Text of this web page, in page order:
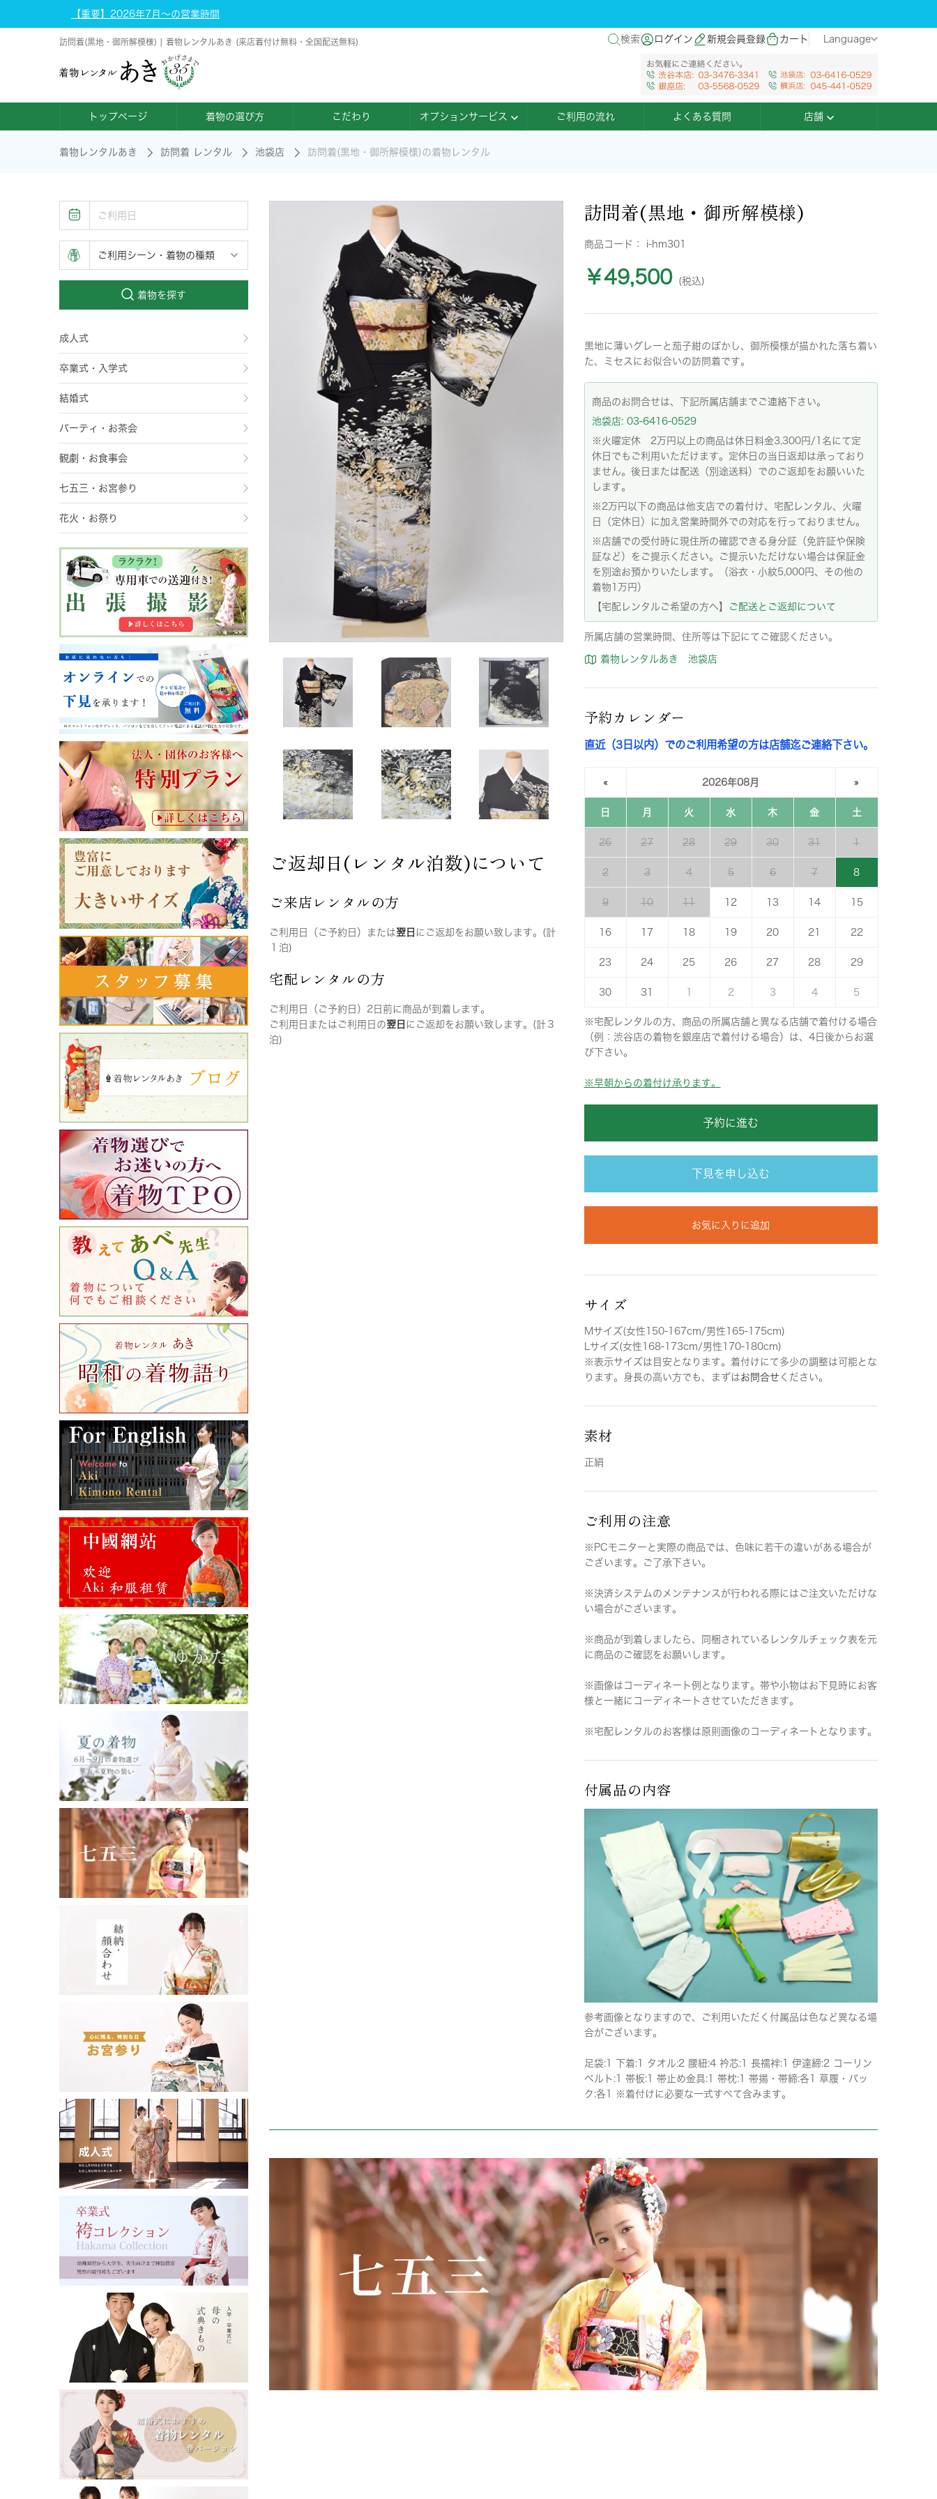
【重要】2026年7月～の営業時間
訪問着(黒地・御所解模様) | 着物レンタルあき (来店着付け無料・全国配送無料) 検索 ログイン 新規会員登録 カート Language
トップページ 着物の選び方 こだわり オプションサービス ご利用の流れ よくある質問 店舗
着物レンタルあき 訪問着 レンタル 池袋店 訪問着(黒地・御所解模様)の着物レンタル
着物を探す
成人式
卒業式・入学式
結婚式
パーティ・お茶会
観劇・お食事会
七五三・お宮参り
花火・お祭り
ご返却日(レンタル泊数)について
ご来店レンタルの方
ご利用日（ご予約日）または翌日 にご返却をお願い致します。(計
１泊)
宅配レンタルの方
ご利用日（ご予約日）2日前に商品が到着します。
ご利用日またはご利用日の翌日 にご返却をお願い致します。(計３
泊)
訪問着(黒地・御所解模様)
商品コード： i-hm301
￥49,500 (税込)
黒地に薄いグレーと茄子紺のぼかし、御所模様が描かれた落ち着い
た、ミセスにお似合いの訪問着です。
商品のお問合せは、下記所属店舗までご連絡下さい。
池袋店: 03-6416-0529
※火曜定休 2万円以上の商品は休日料金3,300円/1名にて定
休日でもご利用いただけます。定休日の当日返却は承っており
ません。後日または配送（別途送料）でのご返却をお願いいた
します。
※2万円以下の商品は他支店での着付け、宅配レンタル、火曜
日（定休日）に加え営業時間外での対応を行っておりません。
※店舗での受付時に現住所の確認できる身分証（免許証や保険
証など）をご提示ください。ご提示いただけない場合は保証金
を別途お預かりいたします。（浴衣・小紋5,000円、その他の
着物1万円）
【宅配レンタルご希望の方へ】
ご配送とご返却について
所属店舗の営業時間、住所等は下記にてご確認ください。
着物レンタルあき 池袋店
予約カレンダー
直近（3日以内）でのご利用希望の方は店舗迄ご連絡下さい。
« 2026年08月 »
日 月 火 水 木 金 土
26 27 28 29 30 31 1
2 3 4 5 6 7 8
9 10 11 12 13 14 15
16 17 18 19 20 21 22
23 24 25 26 27 28 29
30 31 2 3 4 5
※宅配レンタルの方、商品の所属店舗と異なる店舗で着付ける場合
（例：渋谷店の着物を銀座店で着付ける場合）は、4日後からお選
び下さい。
※早朝からの着付け承ります。
予約に進む
下見を申し込む
お気に入りに追加
サイズ
Mサイズ(女性150-167cm/男性165-175cm)
Lサイズ(女性168-173cm/男性170-180cm)
※表示サイズは目安となります。着付けにて多少の調整は可能とな
ります。身長の高い方でも、まずはお問合せ ください。
素材
正絹
ご利用の注意
※PCモニターと実際の商品では、色味に若干の違いがある場合が
ございます。ご了承下さい。
※決済システムのメンテナンスが行われる際にはご注文いただけな
い場合がございます。
※商品が到着しましたら、同梱されているレンタルチェック表を元
に商品のご確認をお願いします。
※画像はコーディネート例となります。帯や小物はお下見時にお客
様と一緒にコーディネートさせていただきます。
※宅配レンタルのお客様は原則画像のコーディネートとなります。
付属品の内容
参考画像となりますので、ご利用いただく付属品は色など異なる場
合がございます。
足袋:1 下着:1 タオル:2 腰紐:4 衿芯:1 長襦袢:1 伊達締:2 コーリン
ベルト:1 帯板:1 帯止め金具:1 帯枕:1 帯揚・帯締:各1 草履・バッ
ク:各1 ※着付けに必要な一式すべて含みます。